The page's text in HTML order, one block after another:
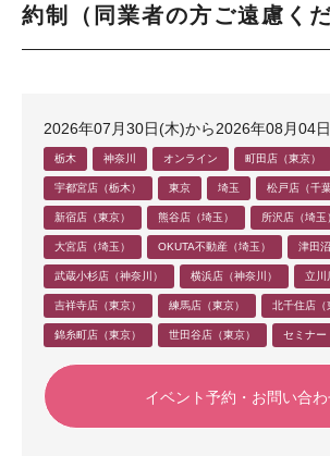
約制（同業者の方ご遠慮くだ
2026年07月30日(木)から2026年08月04
栃木 神奈川 オンライン 町田店（東京）
宇都宮店（栃木） 東京 埼玉 松戸店（千葉
新宿店（東京） 熊谷店（埼玉） 所沢店（埼玉
大宮店（埼玉） OKUTA不動産（埼玉） 津田
武蔵小杉店（神奈川） 横浜店（神奈川） 立川
吉祥寺店（東京） 練馬店（東京） 北千住店（
錦糸町店（東京） 世田谷店（東京） セミナー
イベント予約・お問い合